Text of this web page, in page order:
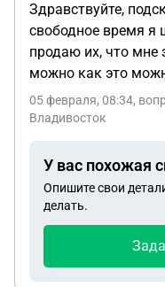
Здравствуйте,
свободное время я
продаю их, что мне
можно как это
05 февраля, 08:34,
Владивосток
У вас похожая
Опишите свои
делать.